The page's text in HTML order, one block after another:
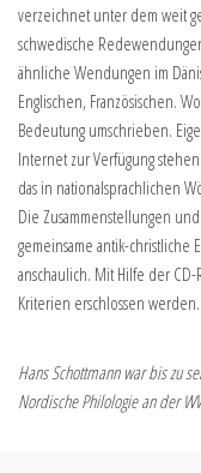
verzeichnet unter dem weit
schwedische
ähnliche Wendungen im
Englischen, Französischen.
Bedeutung umschrieben.
Internet zur Verfügung
das in nationalsprachlichen
Die Zusammenstellungen
gemeinsame antik-
anschaulich. Mit Hilfe der
Kriterien erschlossen werden.
Hans Schottmann war bis zu
Nordische Philologie an der